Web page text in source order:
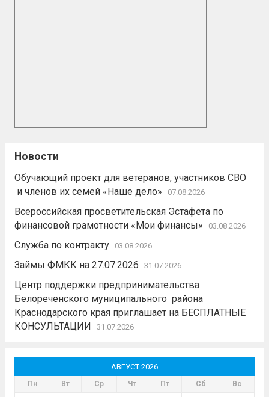
Новости
Обучающий проект для ветеранов, участников СВО
и членов их семей «Наше дело»
07.08.2026
Всероссийская просветительская Эстафета по
финансовой грамотности «Мои финансы»
03.08.2026
Служба по контракту 03.08.2026
Займы ФМКК на 27.07.2026 31.07.2026
Центр поддержки предпринимательства
Белореченского муниципального района
Краснодарского края приглашает на БЕСПЛАТНЫЕ
КОНСУЛЬТАЦИИ
31.07.2026
АВГУСТ 2026
Пн Вт Ср Чт Пт Сб Вс